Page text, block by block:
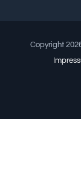
Copyright